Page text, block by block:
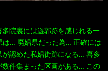
院裏には遊郭跡を感じれる一
… 廃娼県だった為… 正確には
認めた私娼街跡になる… 喜多
件集まった区画がある… この